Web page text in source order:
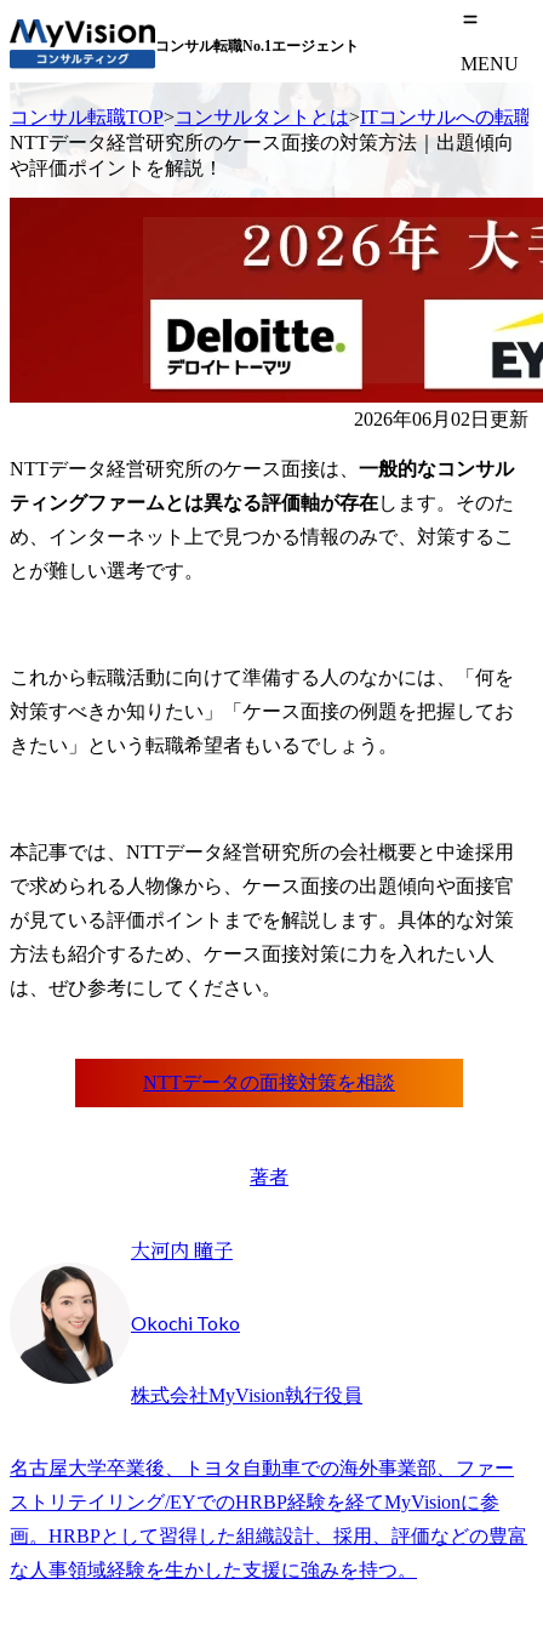
コンサル転職No.1エージェント
MENU
コンサル転職TOP>コンサルタントとは>ITコンサルへの転職
NTTデータ経営研究所のケース面接の対策方法｜出題傾向
や評価ポイントを解説！
2026年06月02日更新
NTTデータ経営研究所のケース面接は、 一般的なコンサル
ティングファームとは異なる評価軸が存在します。そのた
め、インターネット上で見つかる情報のみで、対策するこ
とが難しい選考です。
これから転職活動に向けて準備する人のなかには、「何を
対策すべきか知りたい」「ケース面接の例題を把握してお
きたい」という転職希望者もいるでしょう。
本記事では、NTTデータ経営研究所の会社概要と中途採用
で求められる人物像から、ケース面接の出題傾向や面接官
が見ている評価ポイントまでを解説します。具体的な対策
方法も紹介するため、ケース面接対策に力を入れたい人
は、ぜひ参考にしてください。
著者
大河内 瞳子
Okochi Toko
株式会社MyVision執行役員
名古屋大学卒業後、トヨタ自動車での海外事業部、ファー
ストリテイリング/EYでのHRBP経験を経てMyVisionに参
画。HRBPとして習得した組織設計、採用、評価などの豊富
な人事領域経験を生かした支援に強みを持つ。